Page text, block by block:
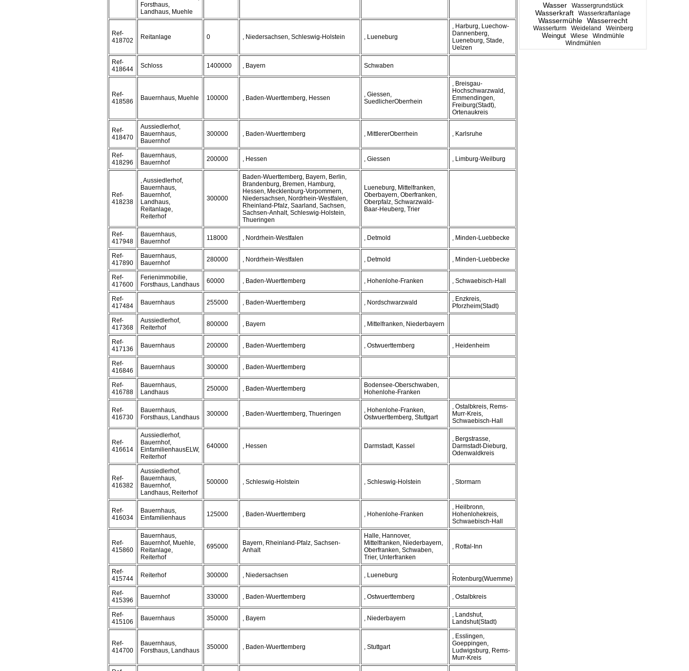
Wasser Wassergrundstück
Wasserkraft Wasserkraftanlage
Wassermühle Wasserrecht
Wasserturm Weideland Weinberg
Weingut Wiese
Windmühle
Windmühlen
Forsthaus,
Landhaus, Muehle
Ref-
418702
Reitanlage 0 , Niedersachsen, Schleswig-Holstein , Lueneburg
, Harburg, Luechow-
Dannenberg,
Lueneburg, Stade,
Uelzen
Ref-
418644
Schloss 1400000 , Bayern Schwaben
Ref-
418586
Bauernhaus, Muehle 100000 , Baden-Wuerttemberg, Hessen
, Giessen,
SuedlicherOberrhein
, Breisgau-
Hochschwarzwald,
Emmendingen,
Freiburg(Stadt),
Ortenaukreis
Ref-
418470
Aussiedlerhof,
Bauernhaus,
Bauernhof
300000 , Baden-Wuerttemberg , MittlererOberrhein , Karlsruhe
Ref-
418296
Bauernhaus,
Bauernhof
200000 , Hessen , Giessen , Limburg-Weilburg
Ref-
418238
, Aussiedlerhof,
Bauernhaus,
Bauernhof,
Landhaus,
Reitanlage,
Reiterhof
300000
Baden-Wuerttemberg, Bayern, Berlin,
Brandenburg, Bremen, Hamburg,
Hessen, Mecklenburg-Vorpommern,
Niedersachsen, Nordrhein-Westfalen,
Rheinland-Pfalz, Saarland, Sachsen,
Sachsen-Anhalt, Schleswig-Holstein,
Thueringen
Lueneburg, Mittelfranken,
Oberbayern, Oberfranken,
Oberpfalz, Schwarzwald-
Baar-Heuberg, Trier
Ref-
417948
Bauernhaus,
Bauernhof
118000 , Nordrhein-Westfalen , Detmold , Minden-Luebbecke
Ref-
417890
Bauernhaus,
Bauernhof
280000 , Nordrhein-Westfalen , Detmold , Minden-Luebbecke
Ref-
417600
Ferienimmobilie,
Forsthaus, Landhaus
60000 , Baden-Wuerttemberg , Hohenlohe-Franken , Schwaebisch-Hall
Ref-
417484
Bauernhaus 255000 , Baden-Wuerttemberg , Nordschwarzwald
, Enzkreis,
Pforzheim(Stadt)
Ref-
417368
Aussiedlerhof,
Reiterhof
800000 , Bayern , Mittelfranken, Niederbayern
Ref-
417136
Bauernhaus 200000 , Baden-Wuerttemberg , Ostwuerttemberg , Heidenheim
Ref-
416846
Bauernhaus 300000 , Baden-Wuerttemberg
Ref-
416788
Bauernhaus,
Landhaus
250000 , Baden-Wuerttemberg
Bodensee-Oberschwaben,
Hohenlohe-Franken
Ref-
416730
Bauernhaus,
Forsthaus, Landhaus
300000 , Baden-Wuerttemberg, Thueringen
, Hohenlohe-Franken,
Ostwuerttemberg, Stuttgart
, Ostalbkreis, Rems-
Murr-Kreis,
Schwaebisch-Hall
Ref-
416614
Aussiedlerhof,
Bauernhof,
EinfamilienhausELW,
Reiterhof
640000 , Hessen Darmstadt, Kassel
, Bergstrasse,
Darmstadt-Dieburg,
Odenwaldkreis
Ref-
416382
Aussiedlerhof,
Bauernhaus,
Bauernhof,
Landhaus, Reiterhof
500000 , Schleswig-Holstein , Schleswig-Holstein , Stormarn
Ref-
416034
Bauernhaus,
Einfamilienhaus
125000 , Baden-Wuerttemberg , Hohenlohe-Franken
, Heilbronn,
Hohenlohekreis,
Schwaebisch-Hall
Ref-
415860
Bauernhaus,
Bauernhof, Muehle,
Reitanlage,
Reiterhof
695000
Bayern, Rheinland-Pfalz, Sachsen-
Anhalt
Halle, Hannover,
Mittelfranken, Niederbayern,
Oberfranken, Schwaben,
Trier, Unterfranken
, Rottal-Inn
Ref-
415744
Reiterhof 300000 , Niedersachsen , Lueneburg
,
Rotenburg(Wuemme)
Ref-
415396
Bauernhof 330000 , Baden-Wuerttemberg , Ostwuerttemberg , Ostalbkreis
Ref-
415106
Bauernhaus 350000 , Bayern , Niederbayern
, Landshut,
Landshut(Stadt)
Ref-
414700
Bauernhaus,
Forsthaus, Landhaus
350000 , Baden-Wuerttemberg , Stuttgart
, Esslingen,
Goeppingen,
Ludwigsburg, Rems-
Murr-Kreis